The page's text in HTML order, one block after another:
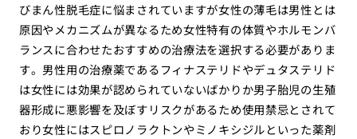
びまん性脱毛症に悩まされていますが女性の薄毛は男性とは
原因やメカニズムが異なるため女性特有の体質やホルモンバ
ランスに合わせたおすすめの治療法を選択する必要がありま
す。男性用の治療薬であるフィナステリドやデュタステリド
は女性には効果が認められていないばかりか男子胎児の生殖
器形成に悪影響を及ぼすリスクがあるため使用禁忌とされて
おり女性にはスピロノラクトンやミノキシジルといった薬剤